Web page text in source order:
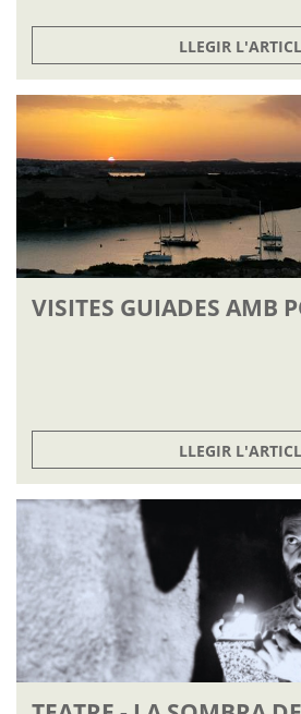
LLEGIR
VISITES GUIADES AMB
LLEGIR